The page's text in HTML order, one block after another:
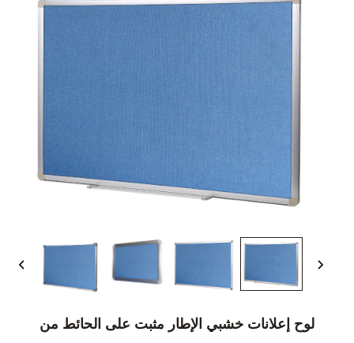
لوح إعلانات خشبي الإطار مثبت على الحائط من